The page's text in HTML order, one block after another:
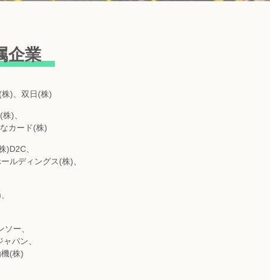
企業
)、双日(株)
)、
カード(株)
)D2C、
ルディングス(株)、
ー、
パン、
(株)